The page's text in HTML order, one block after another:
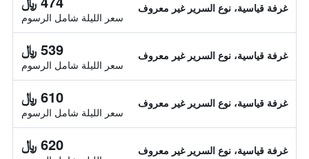
غرفة قياسية، نوع السرير غير معروف
سعر الليلة شامل الرسوم
غرفة قياسية، نوع السرير غير معروف 539 ﷼
سعر الليلة شامل الرسوم
غرفة قياسية، نوع السرير غير معروف 610 ﷼
سعر الليلة شامل الرسوم
غرفة قياسية، نوع السرير غير معروف 620 ﷼